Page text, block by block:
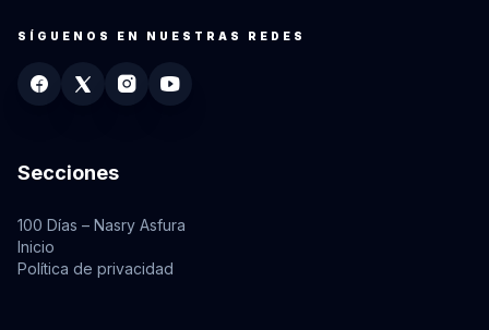
SÍGUENOS EN NUESTRAS REDES
Secciones
100 Días – Nasry Asfura
Inicio
Política de privacidad